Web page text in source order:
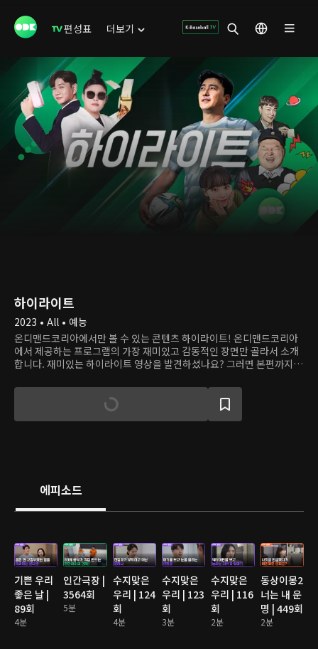
편성표 더보기
하이라이트
2023 • All • 예능
온디맨드코리아에서만 볼 수 있는 콘텐츠 하이라이트! 온디맨드코리아
에서 제공하는 프로그램의 가장 재미있고 감동적인 장면만 골라서 소개
합니다. 재미있는 하이라이트 영상을 발견하셨나요? 그러면 본편까지
에피소드
기쁜 우리
좋은 날 |
89회
4분
인간극장 |
3564회
5분
수지맞은
우리 | 124
회
4분
수지맞은
우리 | 123
회
3분
수지맞은
우리 | 116
회
2분
동상이몽2
너는 내 운
명 | 449회
2분